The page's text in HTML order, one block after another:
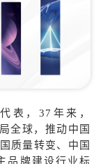
表，37年来，
全球，推动中国
质量转变、中国
品牌建设行业标